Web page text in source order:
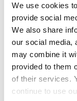
We use cookies
provide social
We also share
our social media,
may combine it
provided to them
of their services.
continue to use